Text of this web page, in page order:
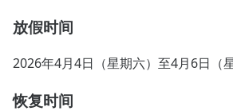
放假时间
2026年4月4日（星期六）至4月6日（
恢复时间